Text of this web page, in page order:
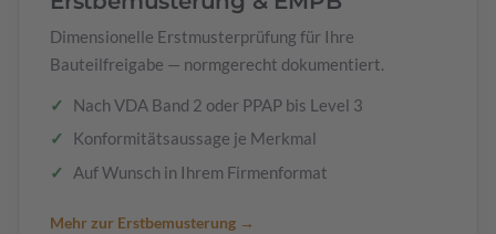
Dimensionelle Erstmusterprüfung für Ihre
Bauteilfreigabe — normgerecht dokumentiert.
Nach VDA Band 2 oder PPAP bis Level 3
Konformitätsaussage je Merkmal
Auf Wunsch in Ihrem Firmenformat
Mehr zur Erstbemusterung →